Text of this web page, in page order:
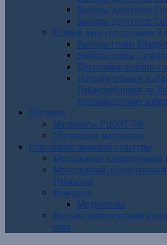
Выборы депутатов
Выборы депутатов
Единый день голосования 9
Выборы главы
Выборы главы
Досрочные выборы
Дополнительные
Лабинский район по
трехмандатному
Обучение
Материалы РЦОИТ РФ
Обучающие материалы
Повышение правовой культуры
Молодежная избирательная
Молодежный
Лабинская
Конкурсы
Медиаточка
Вестник избирательной
края